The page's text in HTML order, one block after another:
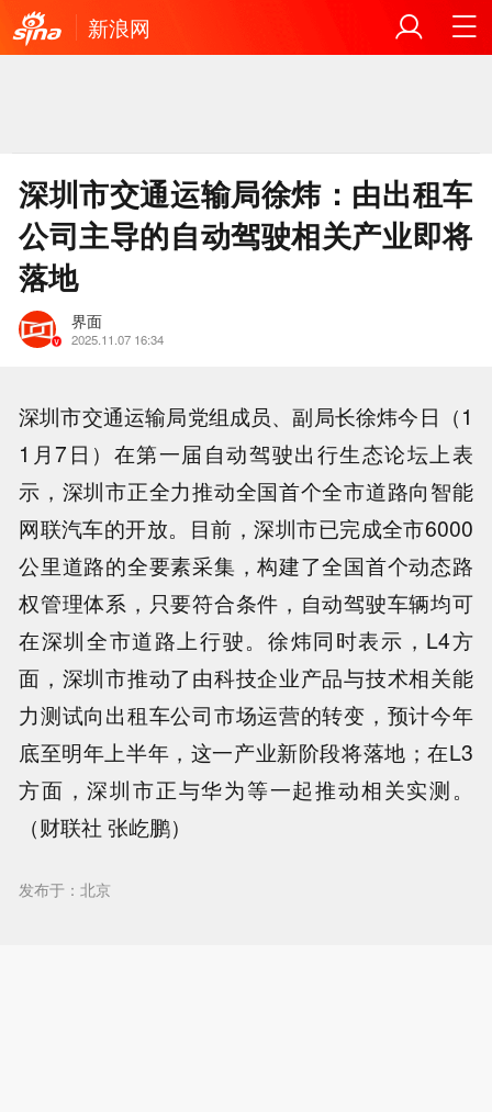
新浪网
深圳市交通运输局徐炜：由出租车
公司主导的自动驾驶相关产业即将
落地
界面
2025.11.07 16:34
深圳市交通运输局党组成员、副局长徐炜今日（1
1月7日）在第一届自动驾驶出行生态论坛上表
示，深圳市正全力推动全国首个全市道路向智能
网联汽车的开放。目前，深圳市已完成全市6000
公里道路的全要素采集，构建了全国首个动态路
权管理体系，只要符合条件，自动驾驶车辆均可
在深圳全市道路上行驶。徐炜同时表示，L4方
面，深圳市推动了由科技企业产品与技术相关能
力测试向出租车公司市场运营的转变，预计今年
底至明年上半年，这一产业新阶段将落地；在L3
方面，深圳市正与华为等一起推动相关实测。
（财联社 张屹鹏）
发布于：北京